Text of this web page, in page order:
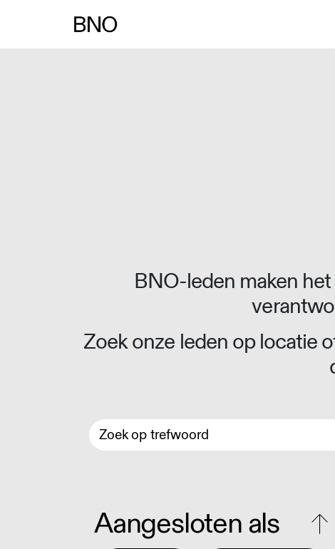
BNO-leden maken
Zoek onze leden op locatie
Aangesloten als